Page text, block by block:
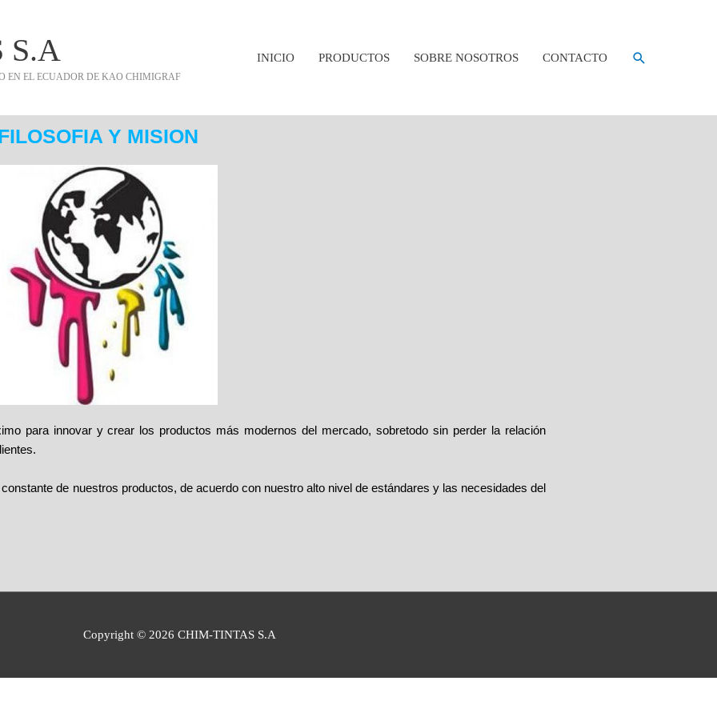
S.A
EN EL ECUADOR DE KAO CHIMIGRAF
INICIO PRODUCTOS SOBRE NOSOTROS CONTACTO Buscar
Y MISION
para innovar y crear los productos más modernos del mercado, sobretodo sin perder la relación
de nuestros productos, de acuerdo con nuestro alto nivel de estándares y las necesidades del
Copyright © 2026 CHIM-TINTAS S.A